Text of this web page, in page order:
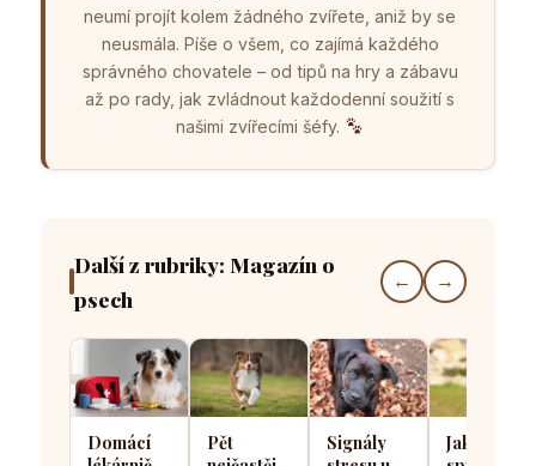
neumí projít kolem žádného zvířete, aniž by se
neusmála. Píše o všem, co zajímá každého
správného chovatele – od tipů na hry a zábavu
až po rady, jak zvládnout každodenní soužití s
našimi zvířecími šéfy.
Další z rubriky: Magazín o
psech
← →
Domácí
Pět
Signály
Jak